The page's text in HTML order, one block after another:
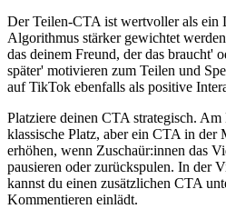
Der Teilen-CTA ist wertvoller als ein
Algorithmus stärker gewichtet
das deinem Freund, der das braucht'
später' motivieren zum Teilen und
auf TikTok ebenfalls als positive
Platziere deinen CTA strategisch.
klassische Platz, aber ein CTA in der
erhöhen, wenn Zuschaür:innen das
pausieren oder zurückspulen. In der
kannst du einen zusätzlichen CTA
Kommentieren einlädt.